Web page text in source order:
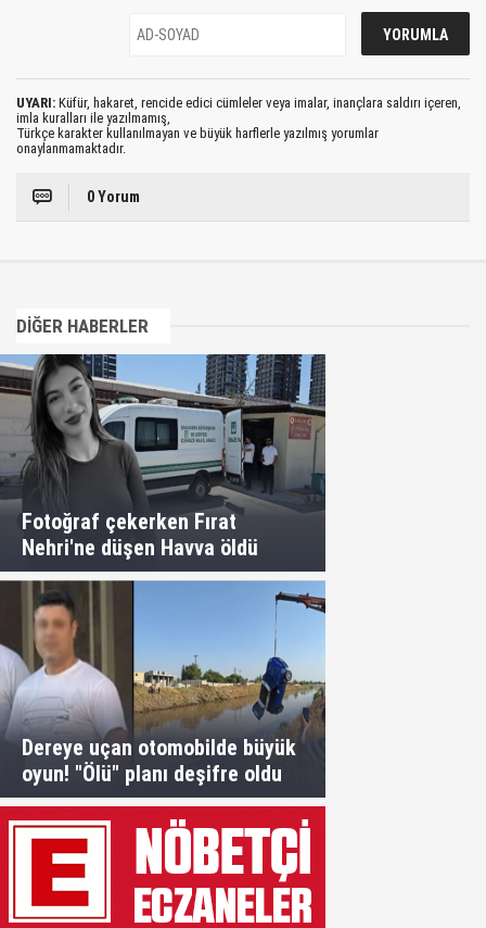
UYARI: Küfür, hakaret, rencide edici cümleler veya imalar, inançlara saldırı içeren,
imla kuralları ile yazılmamış,
Türkçe karakter kullanılmayan ve büyük harflerle yazılmış yorumlar
onaylanmamaktadır.
0 Yorum
DİĞER HABERLER
Fotoğraf çekerken Fırat
Nehri'ne düşen Havva öldü
Dereye uçan otomobilde büyük
oyun! "Ölü" planı deşifre oldu